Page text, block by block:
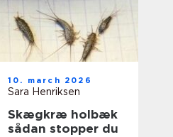
10. march 2026
Sara Henriksen
Skægkræ holbæk
sådan stopper du